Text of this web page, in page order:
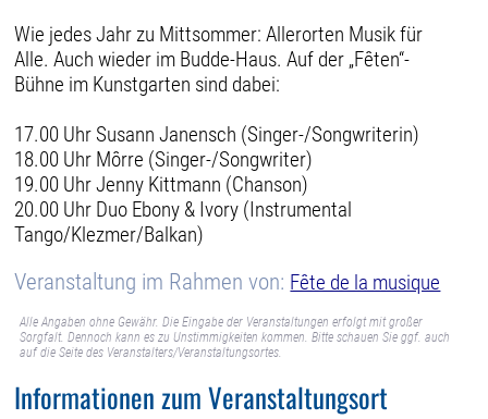
Wie jedes Jahr zu Mittsommer: Allerorten Musik für
Alle. Auch wieder im Budde-Haus. Auf der „Fêten“-
Bühne im Kunstgarten sind dabei:
17.00 Uhr Susann Janensch (Singer-/Songwriterin)
18.00 Uhr Môrre (Singer-/Songwriter)
19.00 Uhr Jenny Kittmann (Chanson)
20.00 Uhr Duo Ebony & Ivory (Instrumental
Tango/Klezmer/Balkan)
Veranstaltung im Rahmen von: Fête de la musique
Alle Angaben ohne Gewähr. Die Eingabe der Veranstaltungen erfolgt mit großer
Sorgfalt. Dennoch kann es zu Unstimmigkeiten kommen. Bitte schauen Sie ggf. auch
auf die Seite des Veranstalters/Veranstaltungsortes.
Informationen zum Veranstaltungsort